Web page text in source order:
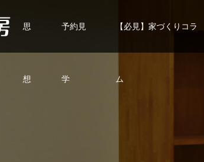
思
想
予約見
学
【必見】家づくりコラ
ム